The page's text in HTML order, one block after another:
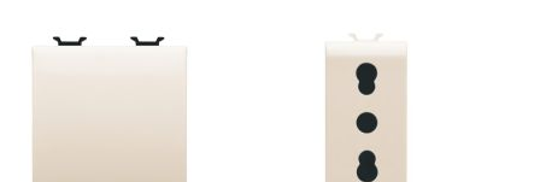
DORINTE